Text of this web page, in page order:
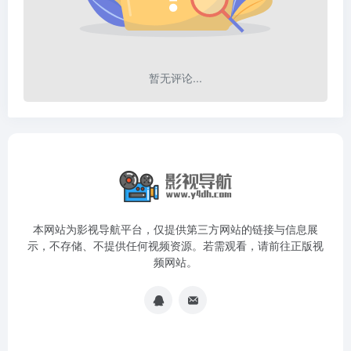
暂无评论...
本网站为影视导航平台，仅提供第三方网站的链接与信息展
示，不存储、不提供任何视频资源。若需观看，请前往正版视
频网站。